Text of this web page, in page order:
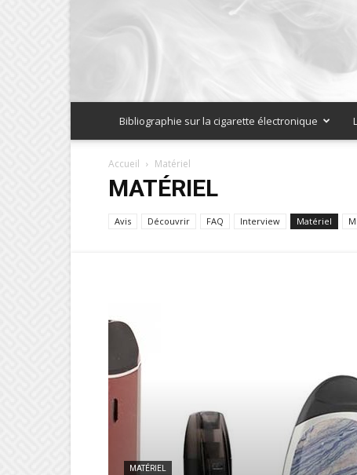
Bibliographie sur la cigarette électronique
Accueil Matériel
MATÉRIEL
Avis Découvrir FAQ Interview Matériel
MATÉRIEL